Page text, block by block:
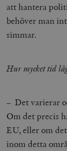
att hantera
behöver man
simmar.
Hur mycket tid
– Det varierar
Om det precis
EU, eller om
inom detta